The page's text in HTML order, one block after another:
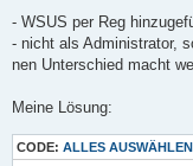
a
- WSUS per Reg
- nicht als Administrator,
nen Unterschied macht
Meine Lösung:
CODE: ALLES AUSWÄHLEN